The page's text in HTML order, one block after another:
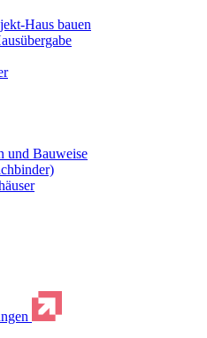
Haus bauen
und Bauweise